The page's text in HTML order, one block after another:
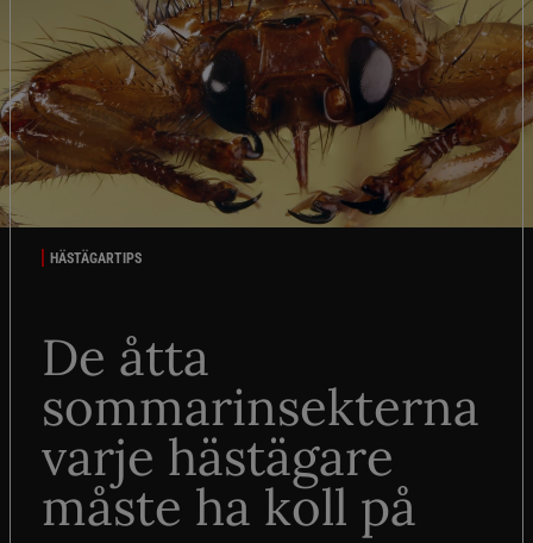
HÄSTÄGARTIPS
De åtta
sommarinsekterna
varje hästägare
måste ha koll på